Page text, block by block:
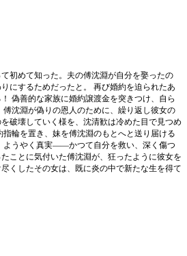
初めて知った。夫の傅沈淵が自分を娶ったの
にするためだったと。 再び婚約を迫られたあ
偽善的な家族に婚約譲渡金を突きつけ、自ら
沈淵が偽りの恩人のために、繰り返し彼女の
破壊していく様を、沈清歓は冷めた目で見つめ
輪を置き、妹を傅沈淵のもとへと送り届ける
ようやく真実――かつて自分を救い、深く傷つ
ことに気付いた傅沈淵が、狂ったように彼女を
くしたその女は、既に炎の中で新たな生を得て